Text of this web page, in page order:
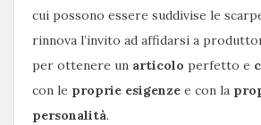
cui possono essere suddivise le
rinnova l’invito ad affidarsi a
per ottenere un articolo perfetto e
con le proprie esigenze e con la
personalità.